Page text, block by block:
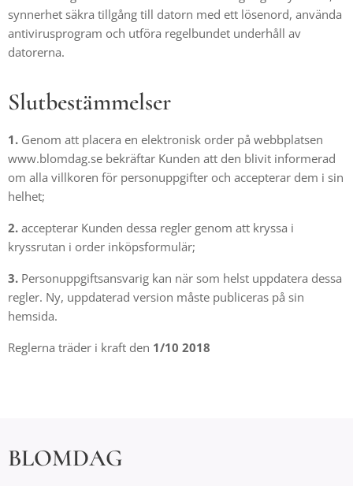
synnerhet säkra tillgång till datorn med ett lösenord, använda
antivirusprogram och utföra regelbundet underhåll av
datorerna.
Slutbestämmelser
1. Genom att placera en elektronisk order på webbplatsen
www.blomdag.se bekräftar Kunden att den blivit informerad
om alla villkoren för personuppgifter och accepterar dem i sin
helhet;
2. accepterar Kunden dessa regler genom att kryssa i
kryssrutan i order inköpsformulär;
3. Personuppgiftsansvarig kan när som helst uppdatera dessa
regler. Ny, uppdaterad version måste publiceras på sin
hemsida.
Reglerna träder i kraft den 1/10 2018
BLOMDAG